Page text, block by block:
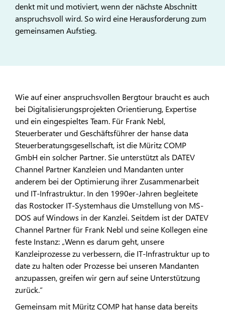
denkt mit und motiviert, wenn der nächste Abschnitt
anspruchsvoll wird. So wird eine Herausforderung zum
gemeinsamen Aufstieg.
Wie auf einer anspruchsvollen Bergtour braucht es auch
bei Digitalisierungsprojekten Orientierung, Expertise
und ein eingespieltes Team. Für Frank Nebl,
Steuerberater und Geschäftsführer der hanse data
Steuerberatungsgesellschaft, ist die Müritz COMP
GmbH ein solcher Partner. Sie unterstützt als DATEV
Channel Partner Kanzleien und Mandanten unter
anderem bei der Optimierung ihrer Zusammenarbeit
und IT-Infrastruktur. In den 1990er-Jahren begleitete
das Rostocker IT-Systemhaus die Umstellung von MS-
DOS auf Windows in der Kanzlei. Seitdem ist der DATEV
Channel Partner für Frank Nebl und seine Kollegen eine
feste Instanz: „Wenn es darum geht, unsere
Kanzleiprozesse zu verbessern, die IT-Infrastruktur up to
date zu halten oder Prozesse bei unseren Mandanten
anzupassen, greifen wir gern auf seine Unterstützung
zurück.“
Gemeinsam mit Müritz COMP hat hanse data bereits